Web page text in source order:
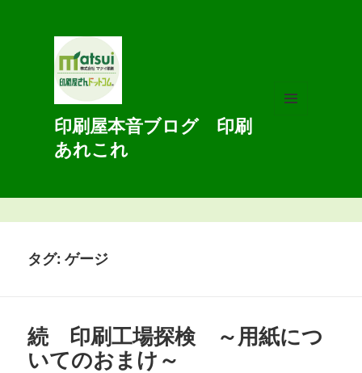
印刷屋本音ブログ 印刷
あれこれ
タグ:ゲージ
続 印刷工場探検 ～用紙につ
いてのおまけ～